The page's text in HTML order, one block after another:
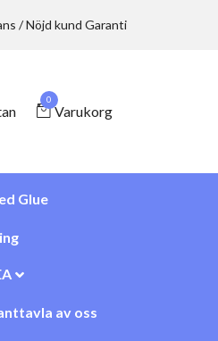
/ Nöjd kund Garanti
0
Varukorg
Glue
av oss